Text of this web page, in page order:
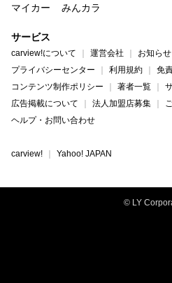
マイカー
みんカラ
サービス
carview!について 運営会社 お知らせ
プライバシーセンター
利用規約
免
コンテンツ制作ポリシー
著者一覧
広告掲載について
法人加盟店募集
ヘルプ・お問い合わせ
carview! Yahoo! JAPAN
© LY